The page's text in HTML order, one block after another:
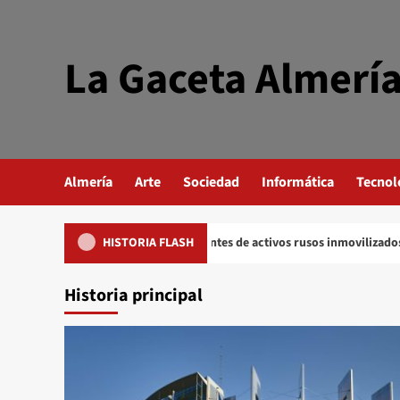
La Gaceta Almería
Almería Arte Sociedad Informática
HISTORIA FLASH
en ingresos procedentes de activos rusos inmovilizados que se
Historia principal